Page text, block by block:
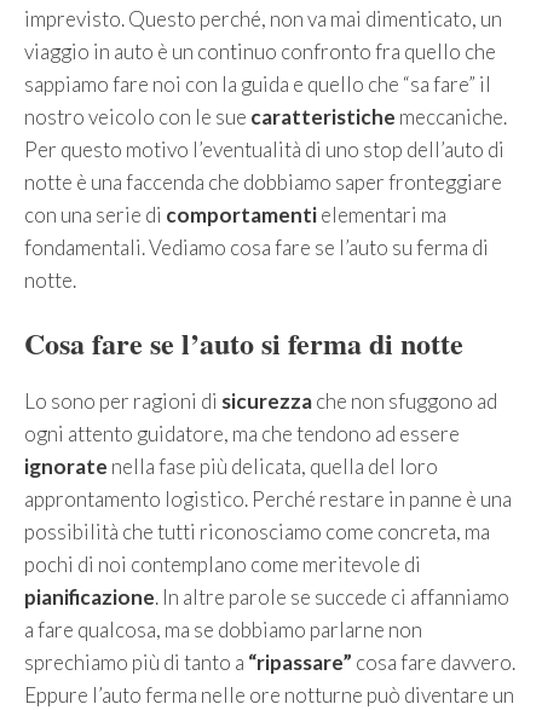
imprevisto. Questo perché, non va mai dimenticato, un
viaggio in auto è un continuo confronto fra quello che
sappiamo fare noi con la guida e quello che “sa fare” il
nostro veicolo con le sue caratteristiche meccaniche.
Per questo motivo l’eventualità di uno stop dell’auto di
notte è una faccenda che dobbiamo saper fronteggiare
con una serie di comportamentielementari ma
fondamentali. Vediamo cosa fare se l’auto su ferma di
notte.
Cosa fare se l’auto si ferma di notte
Lo sono per ragioni di sicurezzache non sfuggono ad
ogni attento guidatore, ma che tendono ad essere
ignorate nella fase più delicata, quella del loro
approntamento logistico. Perché restare in panne è una
possibilità che tutti riconosciamo come concreta, ma
pochi di noi contemplano come meritevole di
pianificazione. In altre parole se succede ci affanniamo
a fare qualcosa, ma se dobbiamo parlarne non
sprechiamo più di tanto a “ripassare” cosa fare davvero.
Eppure l’auto ferma nelle ore notturne può diventare un